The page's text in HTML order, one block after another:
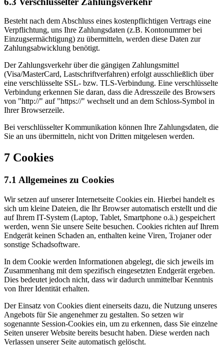
Besteht nach dem Abschluss eines kostenpflichtigen Vertrags eine
Verpflichtung, uns Ihre Zahlungsdaten (z.B. Kontonummer bei
Einzugsermächtigung) zu übermitteln, werden diese Daten zur
Zahlungsabwicklung benötigt.
Der Zahlungsverkehr über die gängigen Zahlungsmittel
(Visa/MasterCard, Lastschriftverfahren) erfolgt ausschließlich über
eine verschlüsselte SSL- bzw. TLS-Verbindung. Eine verschlüsselte
Verbindung erkennen Sie daran, dass die Adresszeile des Browsers
von "http://" auf "https://" wechselt und an dem Schloss-Symbol in
Ihrer Browserzeile.
Bei verschlüsselter Kommunikation können Ihre Zahlungsdaten, die
Sie an uns übermitteln, nicht von Dritten mitgelesen werden.
7 Cookies
7.1 Allgemeines zu Cookies
Wir setzen auf unserer Internetseite Cookies ein. Hierbei handelt es
sich um kleine Dateien, die Ihr Browser automatisch erstellt und die
auf Ihrem IT-System (Laptop, Tablet, Smartphone o.ä.) gespeichert
werden, wenn Sie unsere Seite besuchen. Cookies richten auf Ihrem
Endgerät keinen Schaden an, enthalten keine Viren, Trojaner oder
sonstige Schadsoftware.
In dem Cookie werden Informationen abgelegt, die sich jeweils im
Zusammenhang mit dem spezifisch eingesetzten Endgerät ergeben.
Dies bedeutet jedoch nicht, dass wir dadurch unmittelbar Kenntnis
von Ihrer Identität erhalten.
Der Einsatz von Cookies dient einerseits dazu, die Nutzung unseres
Angebots für Sie angenehmer zu gestalten. So setzen wir
sogenannte Session-Cookies ein, um zu erkennen, dass Sie einzelne
Seiten unserer Website bereits besucht haben. Diese werden nach
Verlassen unserer Seite automatisch gelöscht.